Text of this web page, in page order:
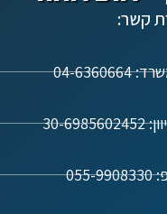
קשר:
6360664